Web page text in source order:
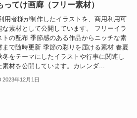
ってけ画廊（フリー素材）
用者様が制作したイラストを、商用利用可
な素材として公開しています。 フリーイラ
トの配布 季節感のある作品からニッチな素
まで随時更新 季節の彩りを届ける素材 春夏
冬をテーマにしたイラストや行事に関連し
素材を公開しています。カレンダ...
2023年12月1日